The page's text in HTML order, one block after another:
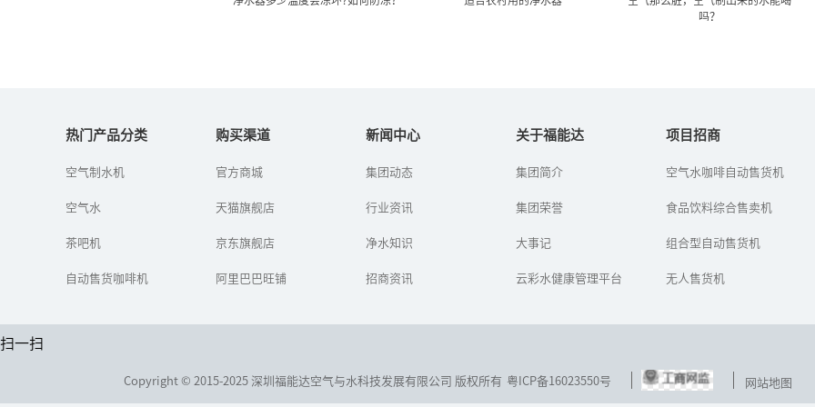
冬至已过，我国也随之进
的季节来了，一些北方地
保暖的同时，也要多注意
吗？什么样的净水器适合
吗？
如何从空气中取水？初次
一反应都是：“如今的空
喝吗？”
热门产品分类
空气制水机
空气水
茶吧机
自动售货咖啡机
购买渠道
官方商城
天猫旗舰店
京东旗舰店
阿里巴巴旺铺
新闻中心
集团动态
行业资讯
净水知识
招商资讯
关于福能达
集团简介
集团荣誉
大事记
云彩水健康管理平台
项目招商
空气水咖啡自动售货机
食品饮料综合售卖机
组合型自动售货机
无人售货机
扫一扫
Copyright © 2015-2025 深圳福能达空气与水科技发展有限公司 版权所有 粤ICP备16023550号 网站地图